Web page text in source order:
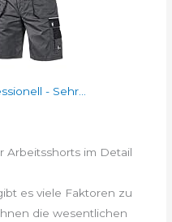
- Sehr...
Arbeitsshorts im Detail
es viele Faktoren zu
die wesentlichen